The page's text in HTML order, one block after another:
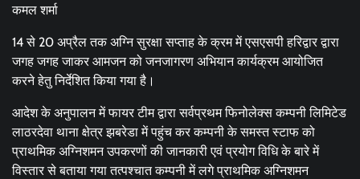
कमल शर्मा
14 से 20 अप्रैल तक अग्नि सुरक्षा सप्ताह के क्रम में एसएसपी हरिद्वार द्वारा
जगह जगह जाकर आमजन को जनजागरण अभियान कार्यक्रम आयोजित
करने हेतु निर्देशित किया गया है।
आदेश के अनुपालन में फायर टीम द्वारा सर्वप्रथम फिनोलेक्स कम्पनी लिमिटेड
लाठरदेवा थाना क्षेत्र झबरेडा में पहुंच कर कम्पनी के समस्त स्टाफ को
प्राथमिक अग्निशमन उपकरणों की जानकारी एवं प्रयोग विधि के बारे में
विस्तार से बताया गया तत्पश्चात कम्पनी में लगे प्राथमिक अग्निशमन